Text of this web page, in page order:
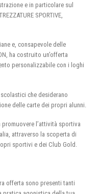
e in particolare sul
SPORTIVE,
e, consapevole delle
ha costruito un’offerta
personalizzabile con i loghi
che desiderano
delle carte dei propri alunni.
promuovere l’attività sportiva
attraverso la scoperta di
sportivi e dei Club Gold.
offerta sono presenti tanti